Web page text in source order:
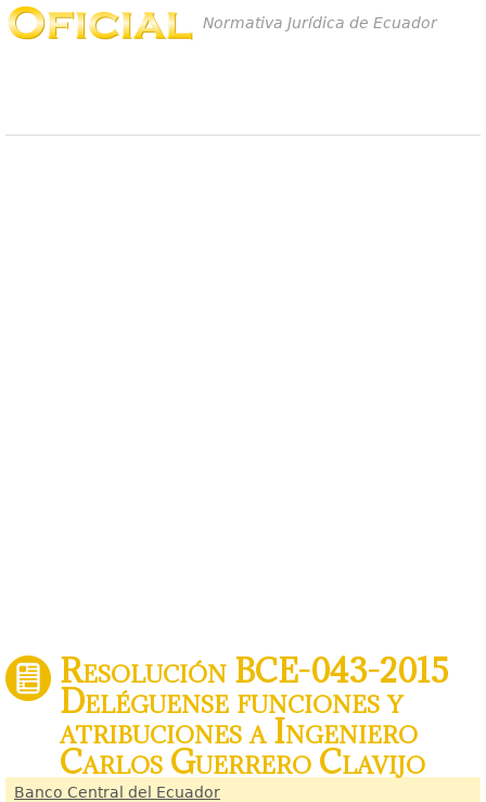
Normativa Jurídica de Ecuador
Resolución BCE-043-2015
Deléguense funciones y
atribuciones a Ingeniero
Carlos Guerrero Clavijo
Banco Central del Ecuador